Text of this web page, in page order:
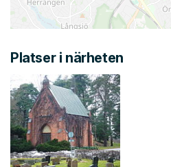
Platser i närheten